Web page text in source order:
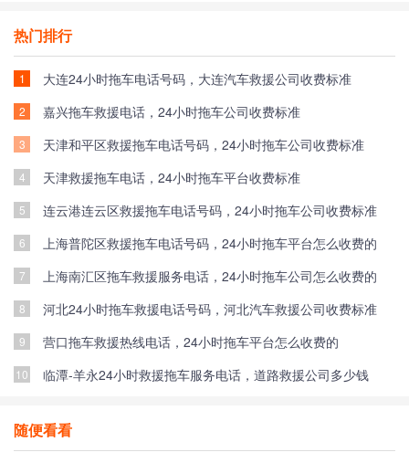
热门排行
1 大连24小时拖车电话号码，大连汽车救援公司收费标准
2 嘉兴拖车救援电话，24小时拖车公司收费标准
3 天津和平区救援拖车电话号码，24小时拖车公司收费标准
4 天津救援拖车电话，24小时拖车平台收费标准
5 连云港连云区救援拖车电话号码，24小时拖车公司收费标准
6 上海普陀区救援拖车电话号码，24小时拖车平台怎么收费的
7 上海南汇区拖车救援服务电话，24小时拖车公司怎么收费的
8 河北24小时拖车救援电话号码，河北汽车救援公司收费标准
9 营口拖车救援热线电话，24小时拖车平台怎么收费的
10 临潭-羊永24小时救援拖车服务电话，道路救援公司多少钱
随便看看